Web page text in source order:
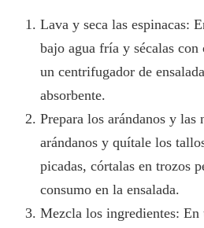
Lava y seca las espinacas:
bajo agua fría y sécalas
un centrifugador de
absorbente.
Prepara los arándanos y las
arándanos y quítale los
picadas, córtalas en trozos
consumo en la ensalada.
Mezcla los ingredientes: En